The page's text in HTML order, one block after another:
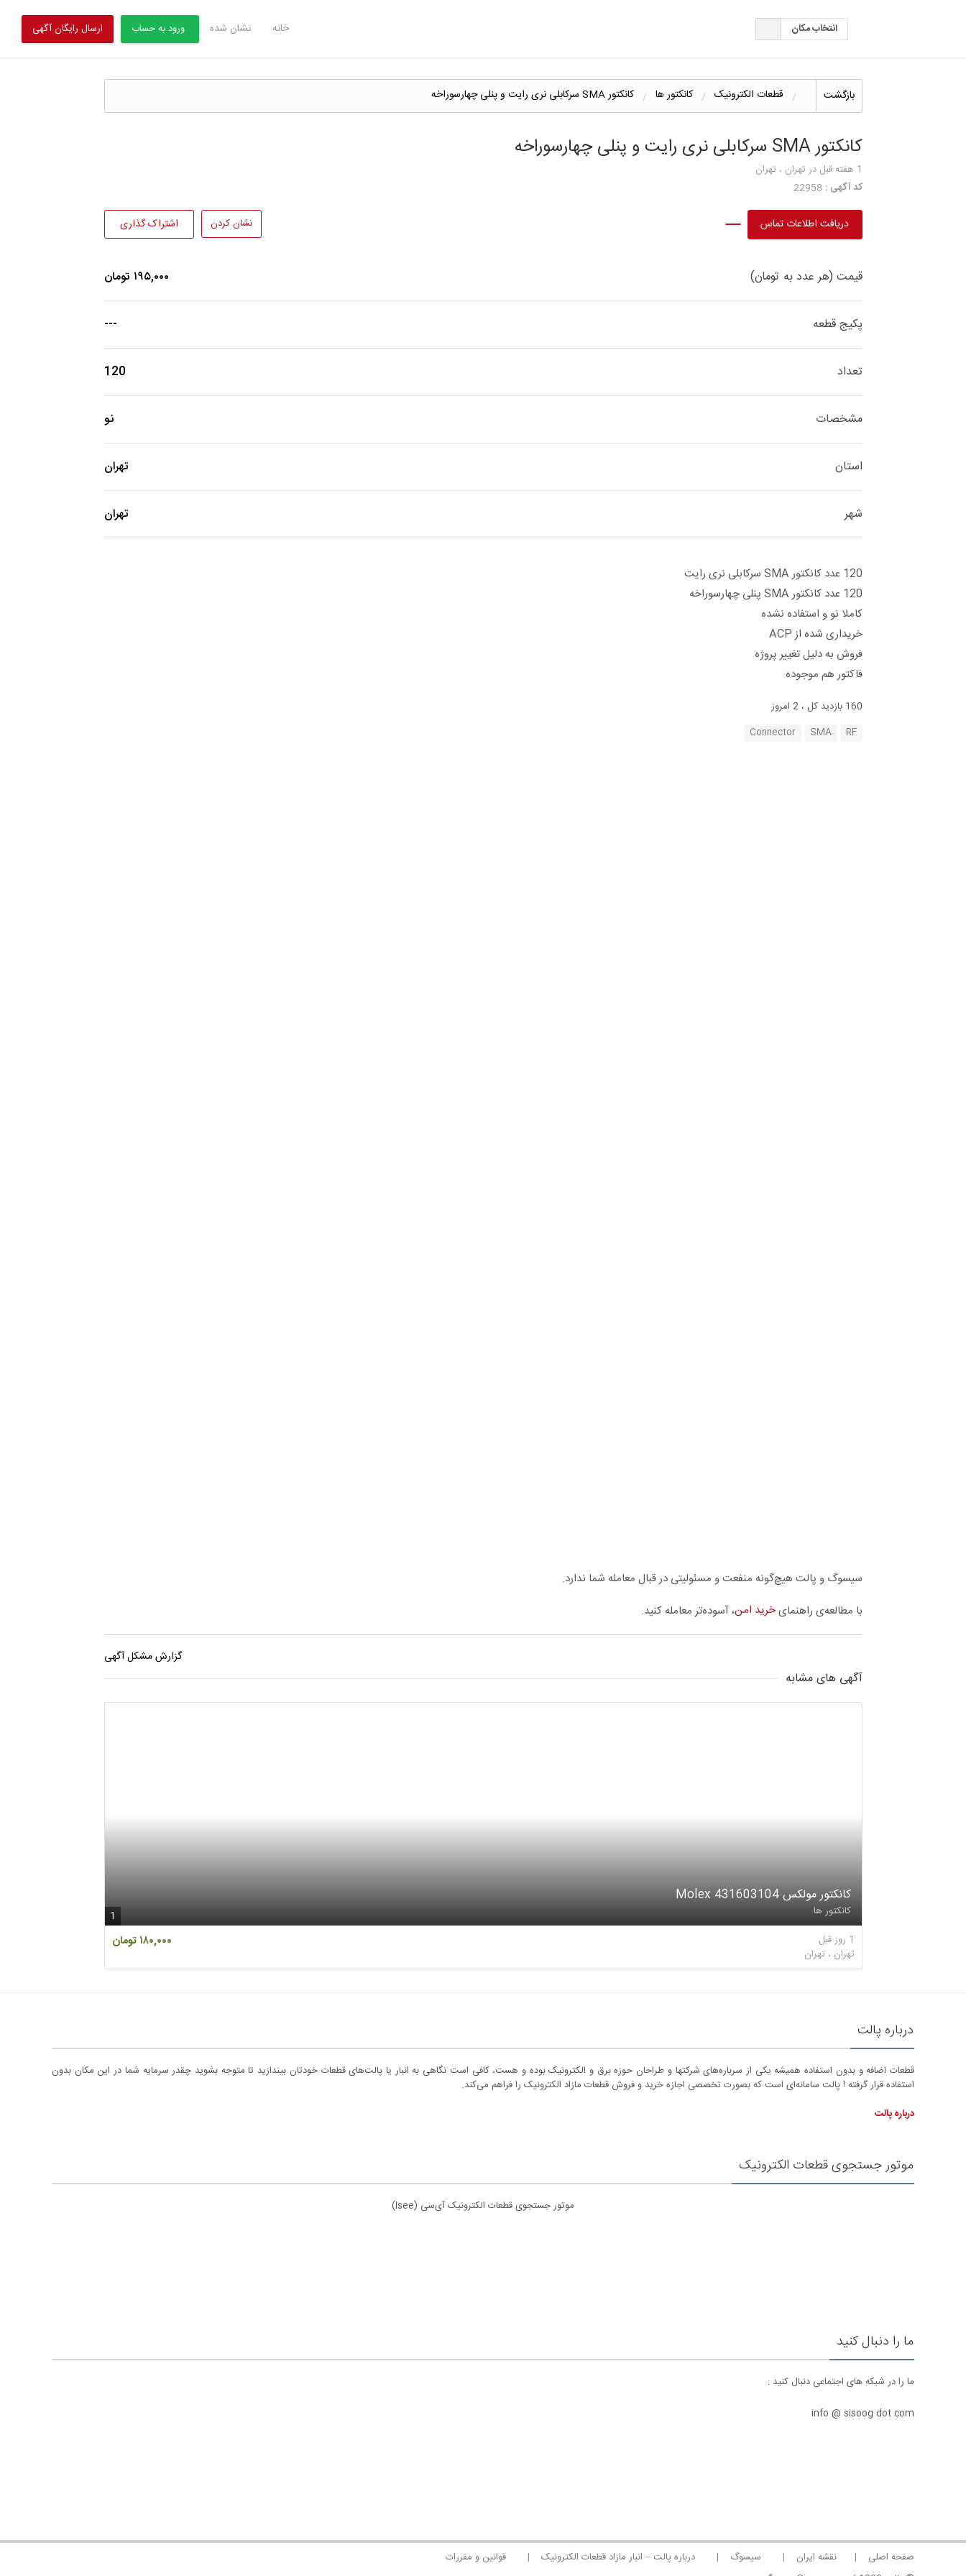
انتخاب مکان خانه نشان شده ورود به حساب ارسال رایگان آگهی
بازگشت قطعات الکترونیک کانکتور ها کانکتور SMA سرکابلی نری رایت و پنلی چهارسوراخه
کانکتور SMA سرکابلی نری رایت و پنلی چهارسوراخه
1 هفته قبل
در تهران ، تهران
کد آگهی :
دریافت اطلاعات تماس نشان کردن اشتراک گذاری
قیمت (هر عدد به تومان) ۱۹۵,۰۰۰ تومان
پکیج قطعه ---
تعداد 120
مشخصات نو
استان تهران
شهر تهران
120 عدد کانکتور SMA سرکابلی نری رایت
120 عدد کانکتور SMA پنلی چهارسوراخه
کاملا نو و استفاده نشده
خریداری شده از ACP
فروش به دلیل تغییر پروژه
فاکتور هم موجوده
160 بازدید کل ، 2 امروز
RF
SMA
Connector
سیسوگ و پالت هیچ‌گونه منفعت و مسئولیتی در قبال معامله شما ندارد.
با مطالعه‌ی راهنمایخرید امن، آسوده‌تر معامله کنید.
گزارش مشکل آگهی
آگهی های مشابه
1
کانکتور مولکس Molex 431603104
کانکتور ها
۱۸۰,۰۰۰ تومان
1 روز قبل
تهران ، تهران
درباره پالت
قطعات اضافه و بدون استفاده همیشه یکی از سرباره‌‌های شرکتها و طراحان حوزه برق و الکترونیک بوده و هست، کافی است نگاهی به انبار یا پالت‌های قطعات خودتان بیندازید تا متوجه بشوید چقدر سرمایه شما در این مکان بدون
استفاده قرار گرفته ! پالت سامانه‌ای است که بصورت تخصصی اجازه خرید و فروش قطعات مازاد الکترونیک را فراهم می‌کند.
درباره پالت
موتور جستجوی قطعات الکترونیک
موتور جستجوی قطعات الکترونیک آی‌سی (Isee)
ما را دنبال کنید
ما را در شبکه های اجتماعی دنبال کنید :
info @ sisoog dot com
صفحه اصلی نقشه ایران سیسوگ درباره پالت – انبار مازاد قطعات الکترونیک
قوانین و مقررات